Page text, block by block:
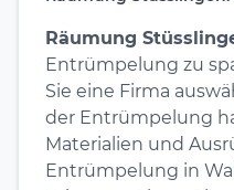
Räumung
Entrümpelung zu
Sie eine Firma
der Entrümpelung
Materialien und
Entrümpelung in